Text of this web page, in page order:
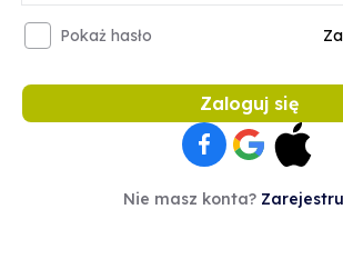
Pokaż hasło
Zaloguj się
Nie masz konta?